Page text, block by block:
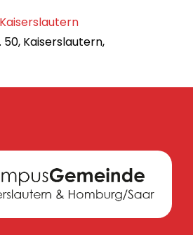
Kaiserslautern,